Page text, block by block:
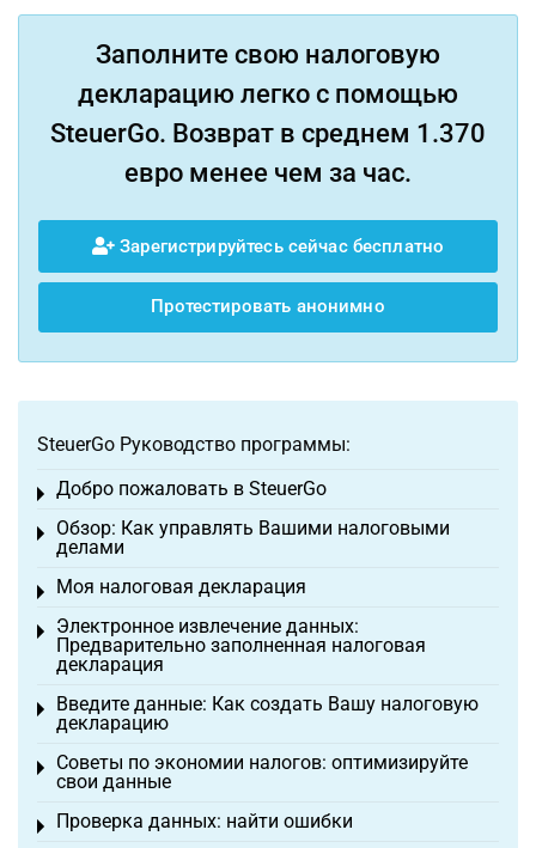
Заполните свою налоговую
декларацию легко с помощью
SteuerGo. Возврат в среднем 1.370
евро менее чем за час.
Зарегистрируйтесь сейчас бесплатно
Протестировать анонимно
SteuerGo Руководство программы:
Добро пожаловать в SteuerGo
Toggle menu
Обзор: Как управлять Вашими налоговыми
делами
Toggle menu
Моя налоговая декларация
Toggle menu
Электронное извлечение данных:
Предварительно заполненная налоговая
декларация
Toggle menu
Введите данные: Как создать Вашу налоговую
декларацию
Toggle menu
Советы по экономии налогов: оптимизируйте
свои данные
Toggle menu
Проверка данных: найти ошибки
Toggle menu